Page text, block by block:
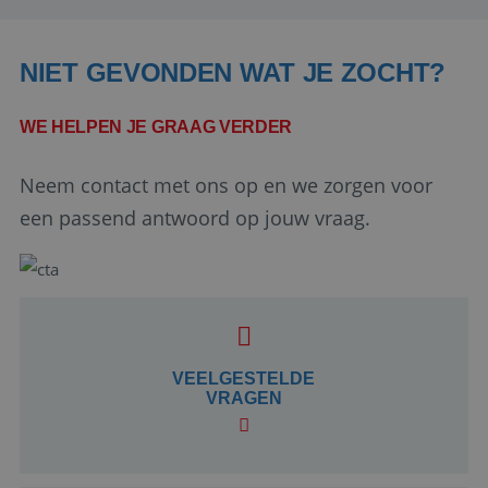
NIET GEVONDEN WAT JE ZOCHT?
WE HELPEN JE GRAAG VERDER
Neem contact met ons op en we zorgen voor
een passend antwoord op jouw vraag.
VEELGESTELDE
VRAGEN
Corporation
Google Privacy Policy